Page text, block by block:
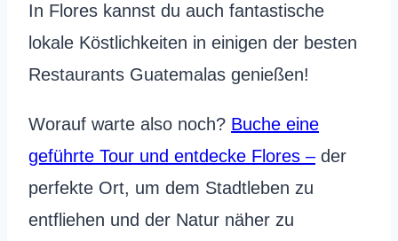
In Flores kannst du auch fantastische
lokale Köstlichkeiten in einigen der besten
Restaurants Guatemalas genießen!
Worauf warte also noch? Buche eine
geführte Tour und entdecke Flores –der
perfekte Ort, um dem Stadtleben zu
entfliehen und der Natur näher zu